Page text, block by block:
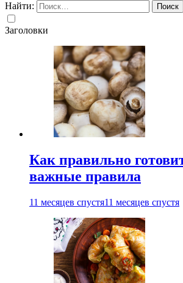
Найти:
Заголовки
Как правильно
важные правила
11 месяцев спустя11 месяцев спустя